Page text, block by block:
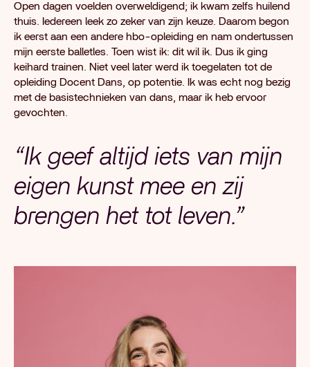
Open dagen voelden overweldigend; ik kwam zelfs huilend
thuis. Iedereen leek zo zeker van zijn keuze. Daarom begon
ik eerst aan een andere hbo-opleiding en nam ondertussen
mijn eerste balletles. Toen wist ik: dit wil ik. Dus ik ging
keihard trainen. Niet veel later werd ik toegelaten tot de
opleiding Docent Dans, op potentie. Ik was echt nog bezig
met de basistechnieken van dans, maar ik heb ervoor
gevochten.
“Ik geef altijd iets van mijn
eigen kunst mee en zij
brengen het tot leven.”